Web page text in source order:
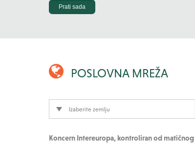
POSLOVNA MREŽA
Izaberite zemlju
Koncern Intereuropa, kontroliran od